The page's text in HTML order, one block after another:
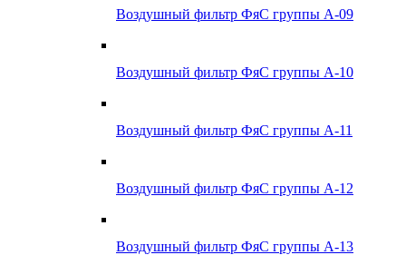
Воздушный фильтр ФяС группы А-09
Воздушный фильтр ФяС группы А-10
Воздушный фильтр ФяС группы А-11
Воздушный фильтр ФяС группы А-12
Воздушный фильтр ФяС группы А-13